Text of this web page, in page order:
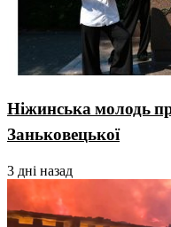
Ніжинська молодь
Заньковецької
3 дні назад